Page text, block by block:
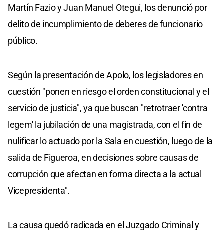
Martín Fazio y Juan Manuel Otegui, los denunció por
delito de incumplimiento de deberes de funcionario
público.
Según la presentación de Apolo, los legisladores en
cuestión "ponen en riesgo el orden constitucional y el
servicio de justicia", ya que buscan "retrotraer 'contra
legem' la jubilación de una magistrada, con el fin de
nulificar lo actuado por la Sala en cuestión, luego de la
salida de Figueroa, en decisiones sobre causas de
corrupción que afectan en forma directa a la actual
Vicepresidenta".
La causa quedó radicada en el Juzgado Criminal y